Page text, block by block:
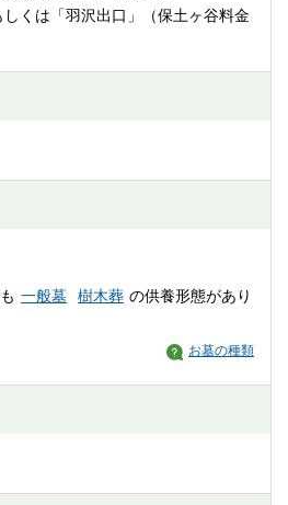
しくは「羽沢出口」（保土ヶ谷料金
お墓の種類
一般墓 樹木葬 の供養形態があり